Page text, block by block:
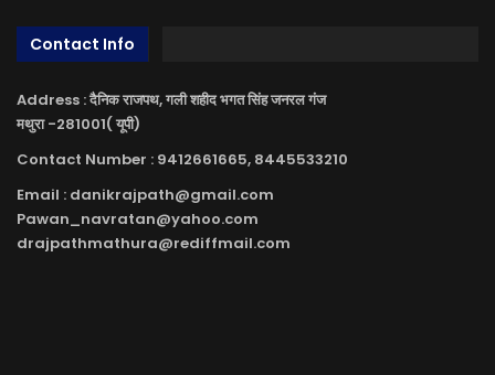
Contact Info
Address : दैनिक राजपथ, गली शहीद भगत सिंह जनरल गंज
मथुरा -281001( यूपी)
Contact Number : 9412661665, 8445533210
Email : danikrajpath@gmail.com
Pawan_navratan@yahoo.com
drajpathmathura@rediffmail.com